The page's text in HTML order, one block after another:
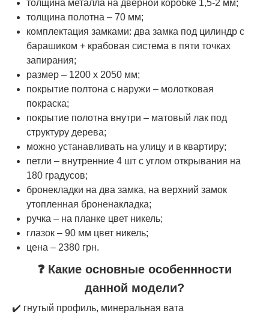
толщина металла на дверной коробке 1,5-2 мм;
толщина полотна – 70 мм;
комплектация замками: два замка под цилиндр с
барашиком + крабовая система в пяти точках
запирания;
размер – 1200 х 2050 мм;
покрытие полтона с наружи – молотковая
покраска;
покрытие полотна внутри – матовый лак под
структуру дерева;
можно устанавливать на улицу и в квартиру;
петли – внутренние 4 шт с углом открывания на
180 градусов;
бронекладки на два замка, на верхний замок
утопленная броненакладка;
ручка – на планке цвет никель;
глазок – 90 мм цвет никель;
цена – 2380 грн.
❓ Какие основные особеннности
данной модели?
✔️ гнутый профиль, минеральная вата